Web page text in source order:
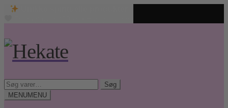
navigation
indhold
Søg
efter:
Søg
MENUMENU